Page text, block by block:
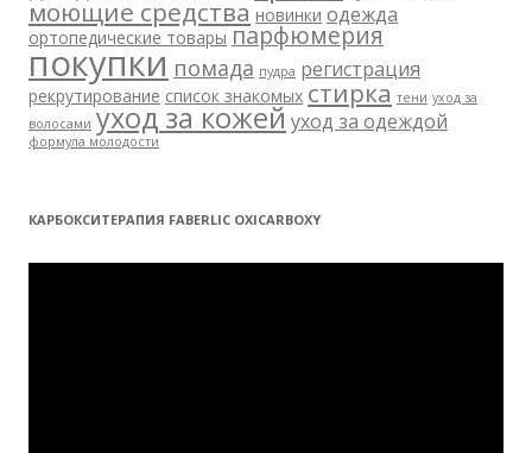
моющие средства новинки одежда
ортопедические товары парфюмерия
покупки помада пудра регистрация
рекрутирование список знакомых стирка тени уход за
волосами уход за кожейуход за одеждой
формула молодости
КАРБОКСИТЕРАПИЯ FABERLIC OXICARBOXY
Видеоплеер